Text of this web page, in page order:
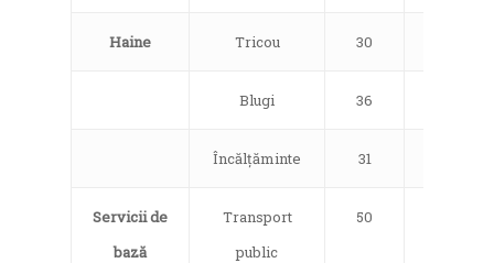
Haine Tricou 30
Blugi 36
Încălțăminte 31
Servicii de
bază
Transport
public
50